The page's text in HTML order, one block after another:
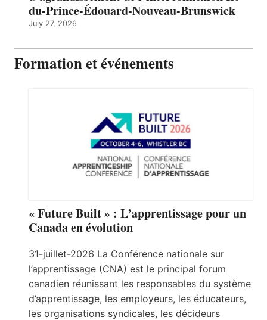
du-Prince-Édouard-Nouveau-Brunswick
July 27, 2026
Formation et événements
« Future Built » : L’apprentissage pour un
Canada en évolution
31-juillet-2026 La Conférence nationale sur
l’apprentissage (CNA) est le principal forum
canadien réunissant les responsables du système
d’apprentissage, les employeurs, les éducateurs,
les organisations syndicales, les décideurs